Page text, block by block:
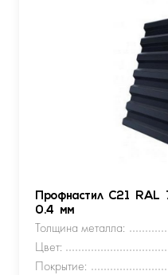
Профнастил С21
0.4 мм
Толщина металла:
Цвет:
Покрытие: